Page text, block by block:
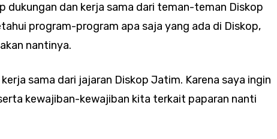
dukungan dan kerja sama dari teman-teman Diskop
program-program apa saja yang ada di Diskop,
nantinya.
sama dari jajaran Diskop Jatim. Karena saya ingin
kewajiban-kewajiban kita terkait paparan nanti